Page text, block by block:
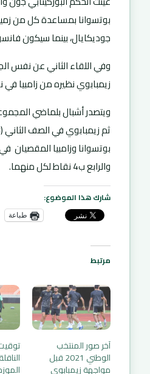
بوتسوانا بمساعدة كل من
جوديكايال، بينما سيكون
وفي اللقاء الثاني عن نفس
زيمبابوي نظيره من زامبيا
بوتسوانا وزامبيا المقصيان
والرابع ب4 نقاط لكل منهما.
شارك هذا الموضوع:
طباعة
مرتبط
آخر صور المنتخب
الوطني 2021 قبل
مواجهة زيمبابوي